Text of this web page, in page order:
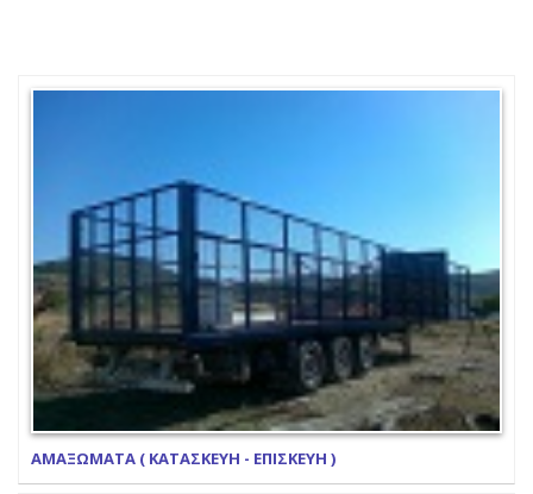
ΑΜΑΞΩΜΑΤΑ ( ΚΑΤΑΣΚΕΥΗ - ΕΠΙΣΚΕΥΗ )